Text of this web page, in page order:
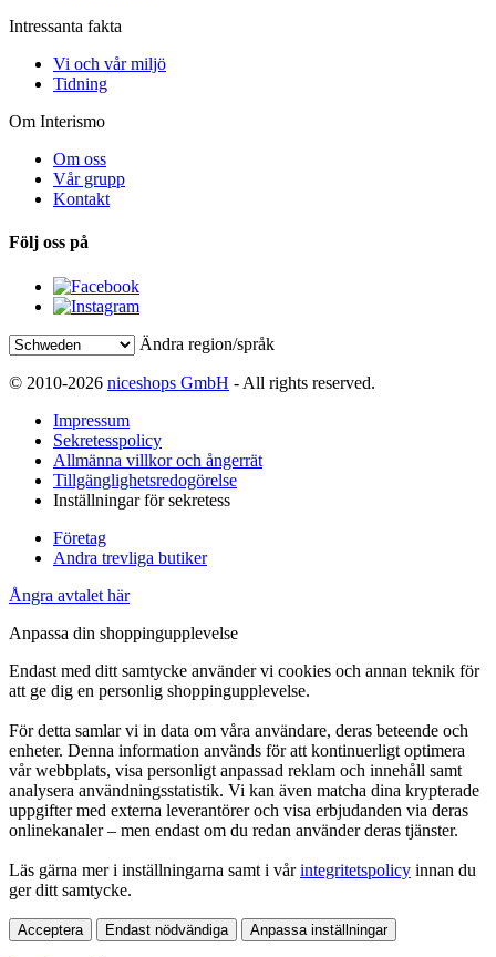
Intressanta fakta
Vi och vår miljö
Tidning
Om Interismo
Om oss
Vår grupp
Kontakt
Följ oss på
Ändra region/språk
© 2010-2026 niceshops GmbH - All rights reserved.
Impressum
Sekretesspolicy
Allmänna villkor och ångerrät
Tillgänglighetsredogörelse
Inställningar för sekretess
Företag
Andra trevliga butiker
Ångra avtalet här
Anpassa din shoppingupplevelse
Endast med ditt samtycke använder vi cookies och annan teknik för
att ge dig en personlig shoppingupplevelse.
För detta samlar vi in data om våra användare, deras beteende och
enheter. Denna information används för att kontinuerligt optimera
vår webbplats, visa personligt anpassad reklam och innehåll samt
analysera användningsstatistik. Vi kan även matcha dina krypterade
uppgifter med externa leverantörer och visa erbjudanden via deras
onlinekanaler – men endast om du redan använder deras tjänster.
Läs gärna mer i inställningarna samt i vårintegritetspolicy innan du
ger ditt samtycke.
Acceptera Endast nödvändiga Anpassa inställningar